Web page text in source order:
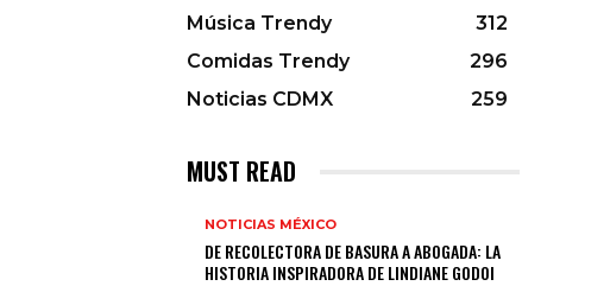
Música Trendy
312
Comidas Trendy
296
Noticias CDMX
259
MUST READ
NOTICIAS MÉXICO
DE RECOLECTORA DE BASURA A ABOGADA: LA
HISTORIA INSPIRADORA DE LINDIANE GODOI